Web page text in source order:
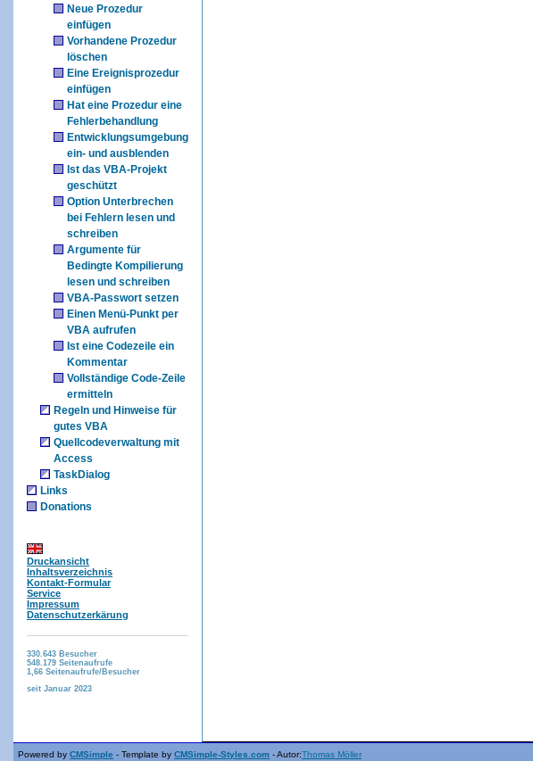
Neue Prozedur
einfügen
Vorhandene Prozedur
löschen
Eine Ereignisprozedur
einfügen
Hat eine Prozedur eine
Fehlerbehandlung
Entwicklungsumgebung
ein- und ausblenden
Ist das VBA-Projekt
geschützt
Option Unterbrechen
bei Fehlern lesen und
schreiben
Argumente für
Bedingte Kompilierung
lesen und schreiben
VBA-Passwort setzen
Einen Menü-Punkt per
VBA aufrufen
Ist eine Codezeile ein
Kommentar
Vollständige Code-Zeile
ermitteln
Regeln und Hinweise für
gutes VBA
Quellcodeverwaltung mit
Access
TaskDialog
Links
Donations
Druckansicht
Inhaltsverzeichnis
Kontakt-Formular
Service
Impressum
Datenschutzerkärung
330.643 Besucher
548.179 Seitenaufrufe
1,66 Seitenaufrufe/Besucher
seit Januar 2023
Powered by CMSimple - Template by CMSimple-Styles.com - Autor:Thomas Möller